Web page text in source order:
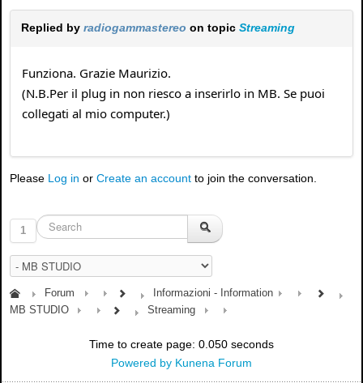
Replied by radiogammastereo on topic Streaming
Funziona. Grazie Maurizio.
(N.B.Per il plug in non riesco a inserirlo in MB. Se puoi
collegati al mio computer.)
Please Log in or Create an account to join the conversation.
1
Forum
Informazioni - Information
MB STUDIO
Streaming
Time to create page: 0.050 seconds
Powered by Kunena Forum